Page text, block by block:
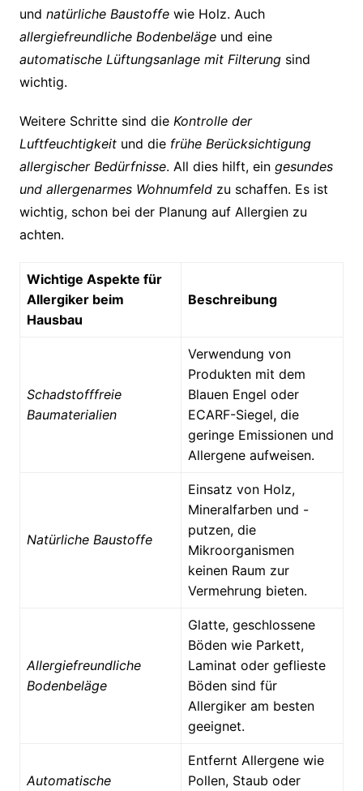
und natürliche Baustoffewie Holz. Auch
allergiefreundliche Bodenbelägeund eine
automatische Lüftungsanlage mit Filterungsind
wichtig.
Weitere Schritte sind die Kontrolle der
Luftfeuchtigkeitund die frühe Berücksichtigung
allergischer Bedürfnisse. All dies hilft, ein gesundes
und allergenarmes Wohnumfeldzu schaffen. Es ist
wichtig, schon bei der Planung auf Allergien zu
achten.
Wichtige Aspekte für
Allergiker beim
Hausbau
Beschreibung
Schadstofffreie
Baumaterialien
Verwendung von
Produkten mit dem
Blauen Engel oder
ECARF-Siegel, die
geringe Emissionen und
Allergene aufweisen.
Natürliche Baustoffe
Einsatz von Holz,
Mineralfarben und -
putzen, die
Mikroorganismen
keinen Raum zur
Vermehrung bieten.
Allergiefreundliche
Bodenbeläge
Glatte, geschlossene
Böden wie Parkett,
Laminat oder geflieste
Böden sind für
Allergiker am besten
geeignet.
Automatische
Entfernt Allergene wie
Pollen, Staub oder